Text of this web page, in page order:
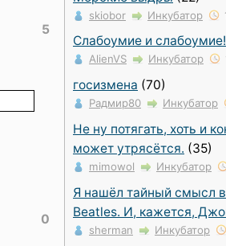
5
0
skiobor Инкубатор
Слабоумие и слабоумие!
AlienVS Инкубатор
госизмена (70)
Радмир80 Инкубатор
Не ну потягать, хоть и
может утрясётся. (35)
mimowol Инкубатор
Я нашёл тайный смысл
Beatles. И, кажется,
sherman Инкубатор